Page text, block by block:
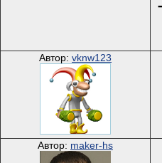
Автор: vknw123
Автор: maker-hs